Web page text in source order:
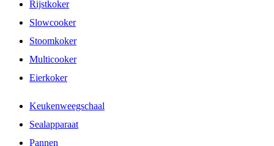
Rijstkoker
Slowcooker
Stoomkoker
Multicooker
Eierkoker
Keukenweegschaal
Sealapparaat
Pannen